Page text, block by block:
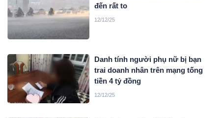
đến rất to
12/12/25
Danh tính người phụ nữ bị bạn
trai doanh nhân trên mạng tống
tiền 4 tỷ đồng
12/12/25